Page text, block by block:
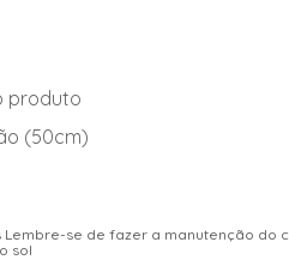
produto
(50cm)
Lembre-se de fazer a manutenção do
sol